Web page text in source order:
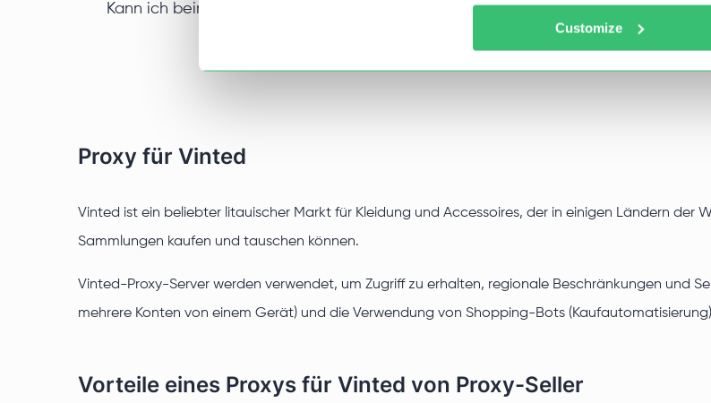
Customize
Kann ich beim Kauf einer IPv4-Proxy-Adresse einen bestimmten Standort
Proxy für Vinted
Vinted ist ein beliebter litauischer Markt für Kleidung und Accessoires, der in einigen Ländern der
Sammlungen kaufen und tauschen können.
Vinted-Proxy-Server werden verwendet, um Zugriff zu erhalten, regionale Beschränkungen und
mehrere Konten von einem Gerät) und die Verwendung von Shopping-Bots
Vorteile eines Proxys für Vinted von Proxy-Seller